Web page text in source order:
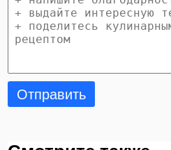
Отправить